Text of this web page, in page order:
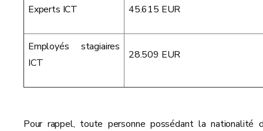
Experts ICT 45.615 EUR
Employés stagiaires
ICT
28.509 EUR
Pour rappel, toute personne possédant la nationalité